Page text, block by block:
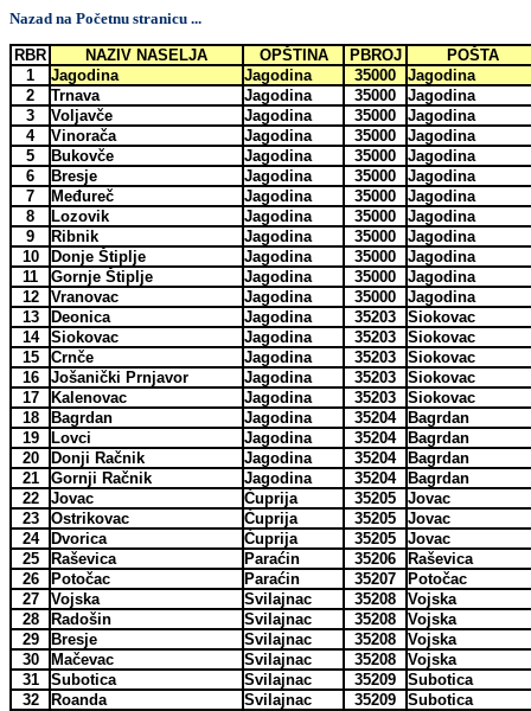
Nazad na Početnu stranicu ...
RBR NAZIV NASELJA OPŠTINA PBROJ
POŠTA
1
Jagodina Jagodina 35000
Jagodina
2
Trnava Jagodina 35000
Jagodina
3
Voljavče Jagodina 35000
Jagodina
4
Vinorača Jagodina 35000
Jagodina
5
Bukovče Jagodina 35000
Jagodina
6
Bresje Jagodina 35000
Jagodina
7
Međureč Jagodina 35000
Jagodina
8
Lozovik Jagodina 35000
Jagodina
9
Ribnik Jagodina 35000
Jagodina
10
Donje Štiplje Jagodina 35000
Jagodina
11
Gornje Štiplje Jagodina 35000
Jagodina
12
Vranovac Jagodina 35000
Jagodina
13
Deonica Jagodina 35203
Siokovac
14
Siokovac Jagodina 35203
Siokovac
15
Crnče Jagodina 35203
Siokovac
16
Jošanički Prnjavor Jagodina 35203
Siokovac
17
Kalenovac Jagodina 35203
Siokovac
18
Bagrdan Jagodina 35204
Bagrdan
19
Lovci Jagodina 35204
Bagrdan
20
Donji Račnik Jagodina 35204
Bagrdan
21
Gornji Račnik Jagodina 35204
Bagrdan
22
Jovac Ćuprija 35205
Jovac
23
Ostrikovac Ćuprija 35205
Jovac
24
Dvorica Ćuprija 35205
Jovac
25
Raševica Paraćin 35206
Raševica
26
Potočac Paraćin 35207
Potočac
27
Vojska Svilajnac 35208
Vojska
28
Radošin Svilajnac 35208
Vojska
29
Bresje Svilajnac 35208
Vojska
30
Mačevac Svilajnac 35208
Vojska
31
Subotica Svilajnac 35209
Subotica
32
Roanda Svilajnac 35209
Subotica